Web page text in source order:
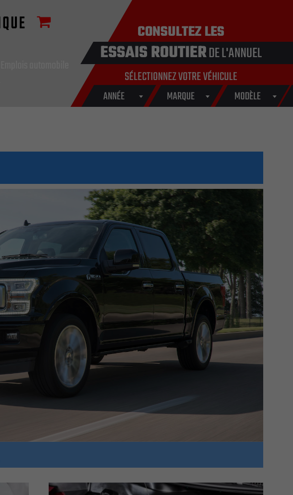
CONSULTEZ LES
ESSAIS ROUTIERDE L'ANNUEL
SÉLECTIONNEZ VOTRE VÉHICULE
ANNÉE MARQUE MODÈLE